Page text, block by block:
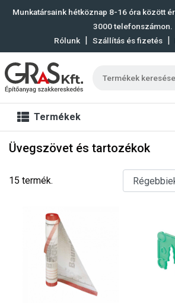
Munkatársaink hétköznap 8-16 óra között
3000telefonszámon.
Rólunk | Szállítás és fizetés |
Termékek
Üvegszövet és tartozékok
15 termék.